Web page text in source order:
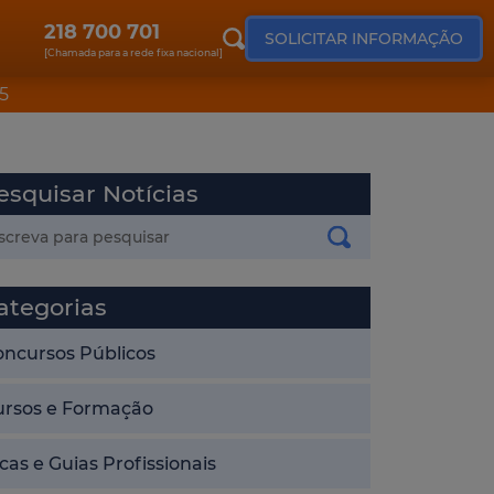
218 700 701
[Chamada para a rede fixa nacional]
SOLICITAR INFORMAÇÃO
Notícias
Públicos
e Formação
e Guias Profissionais